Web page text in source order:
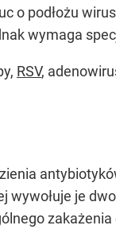
o podłożu
wymaga
RSV,
je